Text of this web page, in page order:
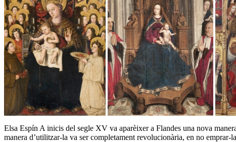
Elsa Espín A inicis del segle XV va aparèixer a Flandes una nova
manera d’utilitzar-la va ser completament revolucionària, en no